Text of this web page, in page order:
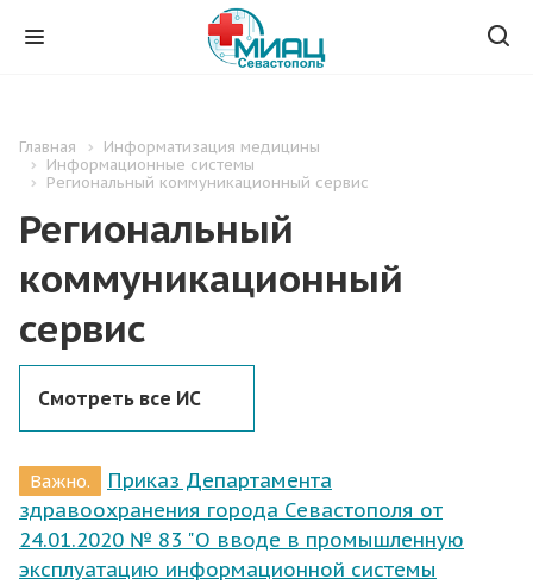
Главная
Информатизация медицины
Информационные системы
Региональный коммуникационный сервис
Региональный
коммуникационный
сервис
Смотреть все ИС
Важно.
Приказ Департамента
здравоохранения города Севастополя от
24.01.2020 № 83 "О вводе в промышленную
эксплуатацию информационной системы